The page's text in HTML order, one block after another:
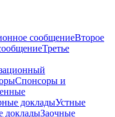
сообщениеВторое
Третье
Спонсоры и
докладыУстные
докладыЗаочные